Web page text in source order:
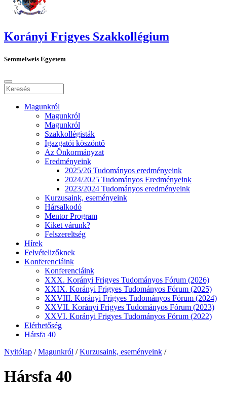
Korányi Frigyes Szakkollégium
Semmelweis Egyetem
Magunkról
Magunkról
Magunkról
Szakkollégisták
Igazgatói köszöntő
Az Önkormányzat
Eredményeink
2025/26 Tudományos eredményeink
2024/2025 Tudományos Eredményeink
2023/2024 Tudományos eredményeink
Kurzusaink, eseményeink
Hársalkodó
Mentor Program
Kiket várunk?
Felszereltség
Hírek
Felvételizőknek
Konferenciáink
Konferenciáink
XXX. Korányi Frigyes Tudományos Fórum (2026)
XXIX. Korányi Frigyes Tudományos Fórum (2025)
XXVIII. Korányi Frigyes Tudományos Fórum (2024)
XXVII. Korányi Frigyes Tudományos Fórum (2023)
XXVI. Korányi Frigyes Tudományos Fórum (2022)
Elérhetőség
Hársfa 40
Nyitólap / Magunkról / Kurzusaink, eseményeink /
Hársfa 40